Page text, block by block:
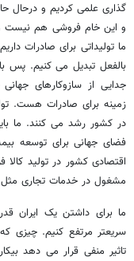
گذاری علمی کردیم و درحال
و این خام فروشی هم نیست
بالفعل تبدیل می ‏کنیم. پس
جدایی از سازوکارهای
زمینه برای صادرات هست.
در کشور رشد می‏ کنند. ما
فضای جهانی برای توسعه
اقتصادی کشور در تولید
مشغول در خدمات تجاری
ما برای داشتن یک ایران
سریع‏تر مرتفع کنیم. چیزی
تاثیر منفی قرار می ‏دهد